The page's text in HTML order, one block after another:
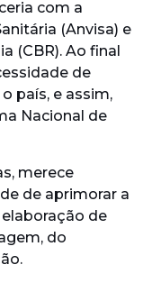
com a
(Anvisa) e
(CBR). Ao final
de
país, e assim,
Nacional de
merece
de aprimorar a
de
do